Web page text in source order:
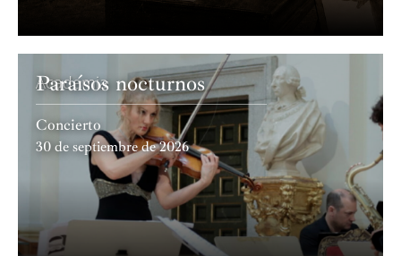
Academia
Paraísos nocturnos
Concierto
30 de septiembre de 2026